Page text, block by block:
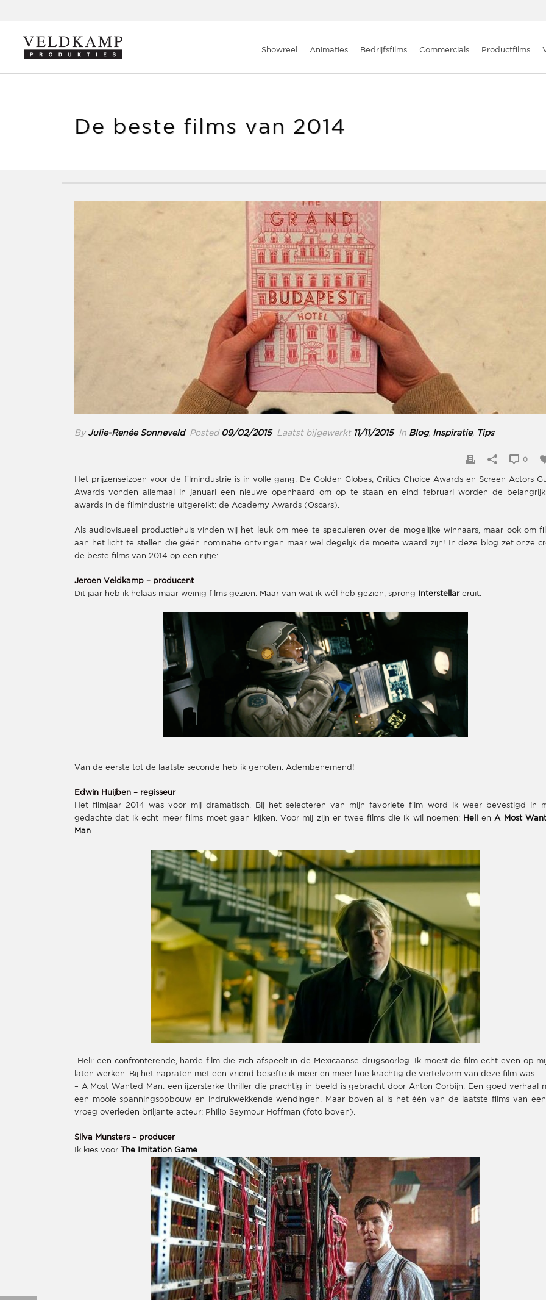
Showreel Animaties Bedrijfsfilms Commercials Productfilms
De beste films van 2014
By Julie-Renée Sonneveld Posted 09/02/2015Laatst bijgewerkt 11/11/2015 In Blog, Inspiratie, Tips
0
Het prijzenseizoen voor de filmindustrie is in volle gang. De Golden Globes, Critics Choice Awards en Screen Actors
Awards vonden allemaal in januari een nieuwe openhaard om op te staan en eind februari worden de
awards in de filmindustrie uitgereikt: de Academy Awards (Oscars).
Als audiovisueel productiehuis vinden wij het leuk om mee te speculeren over de mogelijke winnaars, maar ook om
aan het licht te stellen die géén nominatie ontvingen maar wel degelijk de moeite waard zijn! In deze blog zet onze
de beste films van 2014 op een rijtje:
Jeroen Veldkamp – producent
Dit jaar heb ik helaas maar weinig films gezien. Maar van wat ik wél heb gezien, sprong
Interstellareruit.
Van de eerste tot de laatste seconde heb ik genoten. Adembenemend!
Edwin Huijben – regisseur
Het filmjaar 2014 was voor mij dramatisch. Bij het selecteren van mijn favoriete film word ik weer bevestigd in
gedachte dat ik echt meer films moet gaan kijken. Voor mij zijn er twee films die ik wil noemen:
Heli en A Most
Man
-Heli: een confronterende, harde film die zich afspeelt in de Mexicaanse drugsoorlog. Ik moest de film echt even op
laten werken. Bij het napraten met een vriend besefte ik meer en meer hoe krachtig de vertelvorm van deze film was.
– A Most Wanted Man: een ijzersterke thriller die prachtig in beeld is gebracht door Anton Corbijn. Een goed verhaal
een mooie spanningsopbouw en indrukwekkende wendingen. Maar boven al is het één van de laatste films van
vroeg overleden briljante acteur: Philip Seymour Hoffman (foto boven).
Silva Munsters – producer
Ik kies voor
The Imitation Game.